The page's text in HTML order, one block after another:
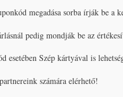
megadása sorba írják be a
pedig mondják be az
esetében Szép kártyával is
számára elérhető!